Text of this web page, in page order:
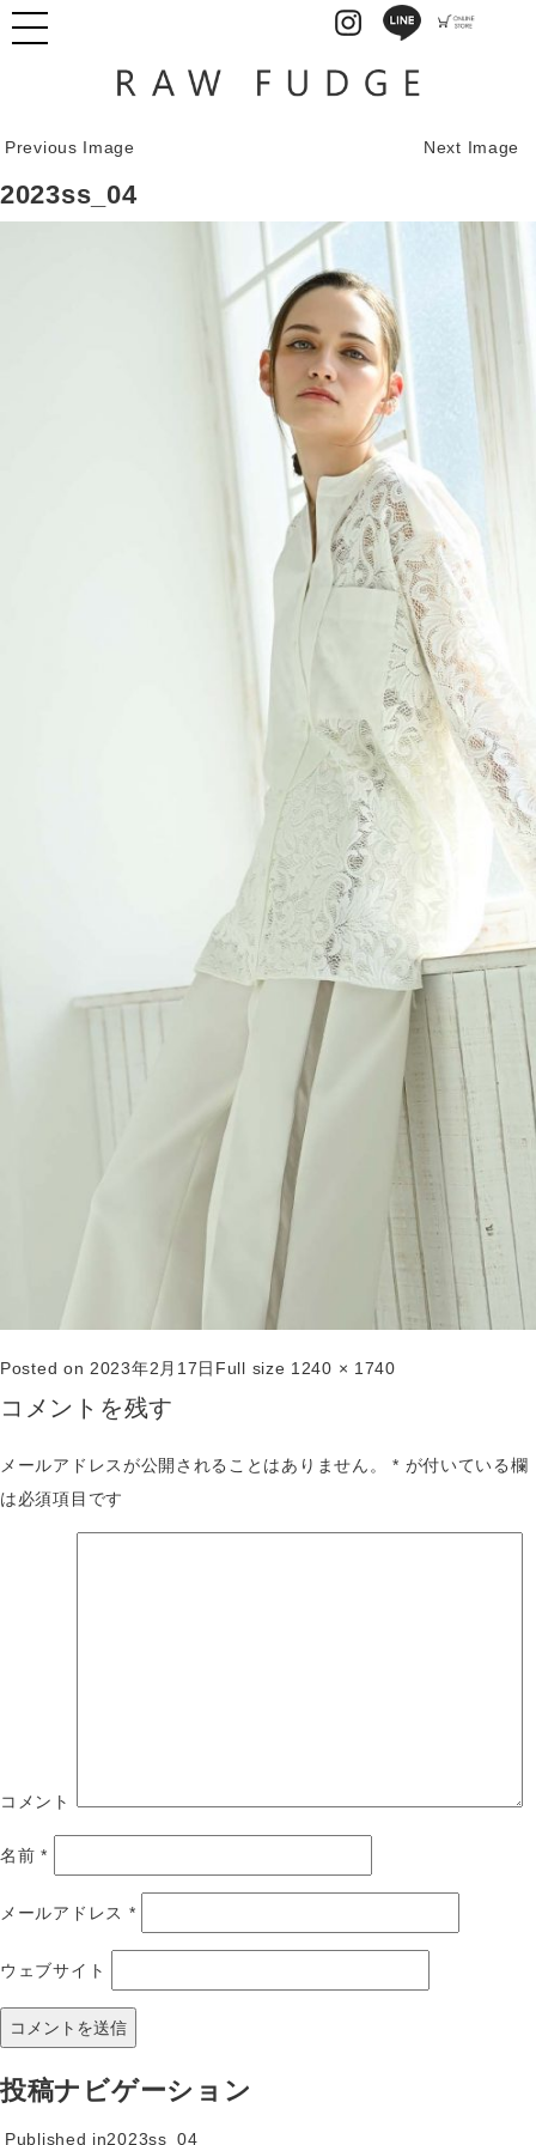
Previous Image Next Image
2023ss_04
Posted on 2023年2月17日 Full size 1240 × 1740
コメントを残す
メールアドレスが公開されることはありません。 * が付いている欄
は必須項目です
コメント
名前*
メールアドレス *
ウェブサイト
投稿ナビゲーション
Published in2023ss_04